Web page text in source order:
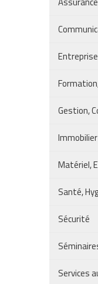
Gestion,
Immobilier
Matériel,
Santé,
Sécurité
Services